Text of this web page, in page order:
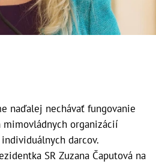
naďalej nechávať fungovanie
organizácií
darcov.
SR Zuzana Čaputová na